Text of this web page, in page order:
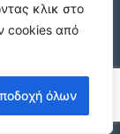
κλικ στο
cookies από
όλων